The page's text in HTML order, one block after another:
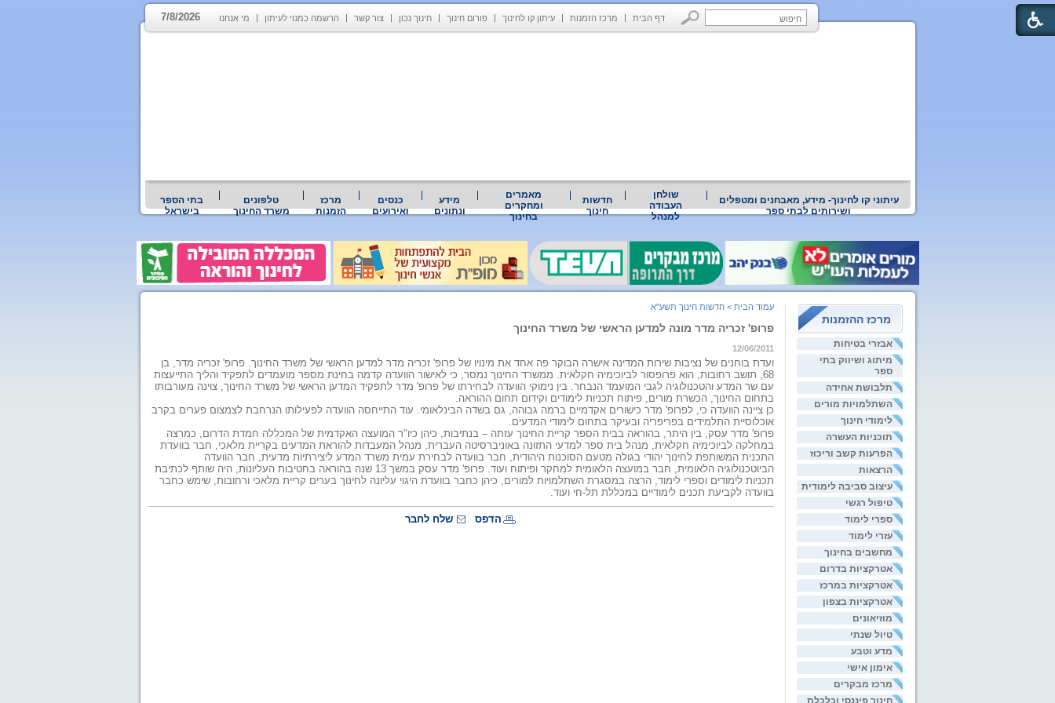
דף הבית מרכז הזמנות עיתון קו לחינוך פורום חינוך חינוך נכון צור קשר הרשמה כמנוי לעיתון מי אנחנו 7/8/2026
עיתוני קו לחינוך- מידע, מאבחנים ומטפלים
ושירותים לבתי ספר
שולחן
העבודה
למנהל
חדשות
חינוך
מאמרים
ומחקרים
בחינוך
מידע
ונתונים
כנסים
ואירועים
מרכז
הזמנות
טלפונים
משרד החינוך
בתי הספר
בישראל
מרכז ההזמנות
אבזרי בטיחות
מיתוג ושיווק בתי
ספר
תלבושת אחידה
השתלמויות מורים
לימודי חינוך
תוכניות העשרה
הפרעות קשב וריכוז
הרצאות
עיצוב סביבה לימודית
טיפול רגשי
ספרי לימוד
עזרי לימוד
מחשבים בחינוך
אטרקציות בדרום
אטרקציות במרכז
אטרקציות בצפון
מוזיאונים
טיול שנתי
מדע וטבע
אימון אישי
מרכז מבקרים
חינוך פיננסי וכלכלת
עמוד הבית > חדשות חינוך תשע"א
פרופ' זכריה מדר מונה למדען הראשי של משרד החינוך
12/06/2011
ועדת בוחנים של נציבות שירות המדינה אישרה הבוקר פה אחד את מינויו של פרופ' זכריה מדר למדען הראשי של משרד החינוך. פרופ' זכריה מדר, בן
68, תושב רחובות, הוא פרופסור לביוכימיה חקלאית. ממשרד החינוך נמסר, כי לאישור הוועדה קדמה בחינת מספר מועמדים לתפקיד והליך התייעצות
עם שר המדע והטכנולוגיה לגבי המועמד הנבחר. בין נימוקי הוועדה לבחירתו של פרופ' מדר לתפקיד המדען הראשי של משרד החינוך, צוינה מעורבותו
בתחום החינוך, הכשרת מורים, פיתוח תכניות לימודים וקידום תחום ההוראה.
כן ציינה הוועדה כי, לפרופ' מדר כישורים אקדמיים ברמה גבוהה, גם בשדה הבינלאומי. עוד התייחסה הוועדה לפעילותו הנרחבת לצמצום פערים בקרב
אוכלוסיית התלמידים בפריפריה ובעיקר בתחום לימודי המדעים.
פרופ' מדר עסק, בין היתר, בהוראה בבית הספר קריית החינוך עזתה – בנתיבות, כיהן כיו"ר המועצה האקדמית של המכללה חמדת הדרום, כמרצה
במחלקה לביוכימיה חקלאית, מנהל בית ספר למדעי התזונה באוניברסיטה העברית, מנהל המעבדות להוראת המדעים בקריית מלאכי, חבר בוועדת
התכנית המשותפת לחינוך יהודי בגולה מטעם הסוכנות היהודית, חבר בוועדה לבחירת עמית משרד המדע ליצירתיות מדעית, חבר הוועדה
הביוטכנולוגיה הלאומית, חבר במועצה הלאומית למחקר ופיתוח ועוד. פרופ' מדר עסק במשך 13 שנה בהוראה בחטיבות העליונות, היה שותף לכתיבת
תכניות לימודים וספרי לימוד, הרצה במסגרת השתלמויות למורים, כיהן כחבר בוועדת היגוי עליונה לחינוך בערים קריית מלאכי ורחובות, שימש כחבר
בוועדה לקביעת תכנים לימודיים במכללת תל-חי ועוד.
הדפס שלח לחבר